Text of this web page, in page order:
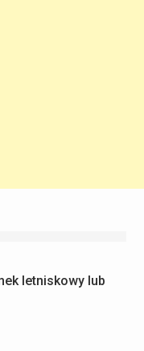
letniskowy lub